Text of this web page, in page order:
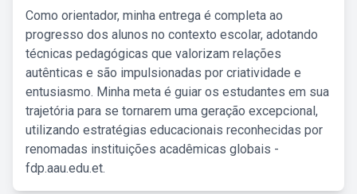
Como orientador, minha entrega é completa ao
progresso dos alunos no contexto escolar, adotando
técnicas pedagógicas que valorizam relações
autênticas e são impulsionadas por criatividade e
entusiasmo. Minha meta é guiar os estudantes em sua
trajetória para se tornarem uma geração excepcional,
utilizando estratégias educacionais reconhecidas por
renomadas instituições acadêmicas globais -
fdp.aau.edu.et.